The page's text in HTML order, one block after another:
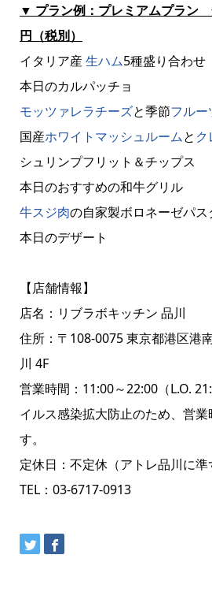
▼ プラン例：プレミアムプラン
円（税別）
イタリア産生ハム5種盛り合わせ
本日のカルパッチョ
モッツァレラチーズと季節フルー
国産ホワイトマッシュルームと
シュリンプフリット＆チップス
本日のおすすめの和牛グリル
牛スジ肉の自家製ボロネーゼパス
本日のデザート
【店舗情報】
店名：リブラボキッチン 品川
住所：〒108-0075 東京都港区港
川 4F
営業時間：11:00～22:00（L.O.
イルス感染拡大防止のため、営業
す。
定休日：不定休（アトレ品川に準
TEL：03-6717-0913